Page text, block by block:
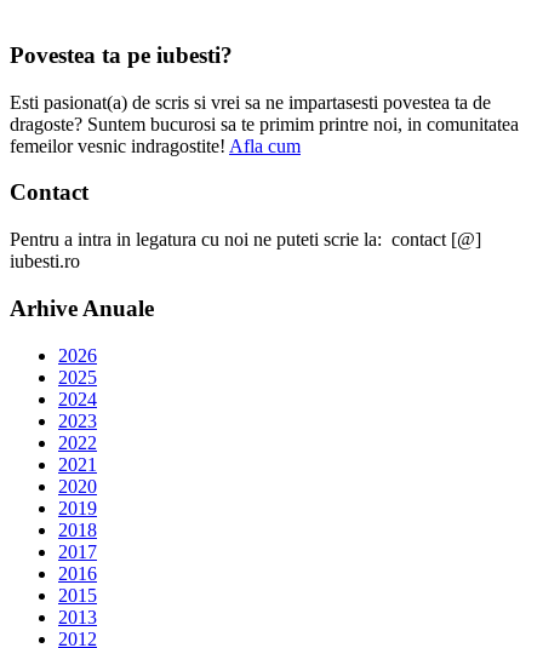
Povestea ta pe iubesti?
Esti pasionat(a) de scris si vrei sa ne impartasesti povestea ta de
dragoste? Suntem bucurosi sa te primim printre noi, in comunitatea
femeilor vesnic indragostite! Afla cum
Contact
Pentru a intra in legatura cu noi ne puteti scrie la: contact [@]
iubesti.ro
Arhive Anuale
2026
2025
2024
2023
2022
2021
2020
2019
2018
2017
2016
2015
2013
2012